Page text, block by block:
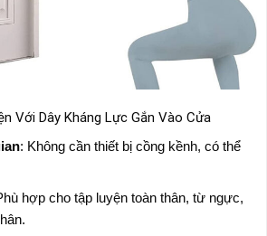
Với Dây Kháng Lực Gắn Vào Cửa
: Không cần thiết bị cồng kềnh, có thể
hợp cho tập luyện toàn thân, từ ngực,